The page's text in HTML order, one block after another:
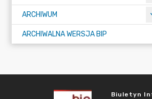
ARCHIWUM
ARCHIWALNA WERSJA BIP
Biuletyn